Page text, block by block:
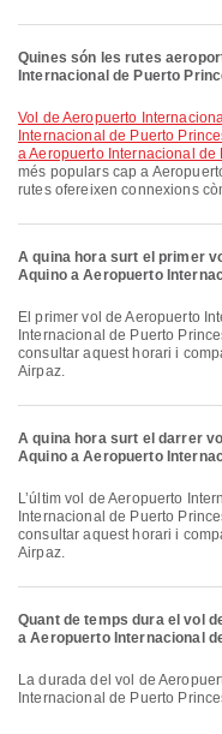
Quines són les rutes
Internacional de Puerto
vol de Aeropuerto Internacional de Mactán-Cebú a Aeropuerto
Internacional de Puerto
a Aeropuerto Internacional de
més populars cap a
rutes ofereixen connexions
A quina hora surt el primer
Aquino a Aeropuerto
El primer vol de Aeropuerto Internacional Ninoy Aquino a Aeropuerto
Internacional de Puerto
consultar aquest horari i
Airpaz.
A quina hora surt el darrer
Aquino a Aeropuerto
L’últim vol de Aeropuerto Internacional Ninoy Aquino a Aeropuerto
Internacional de Puerto
consultar aquest horari i
Airpaz.
Quant de temps dura el vol
a Aeropuerto Internacional
La durada del vol de Aeropuerto Internacional Ninoy Aquino a Aeropuerto
Internacional de Puerto